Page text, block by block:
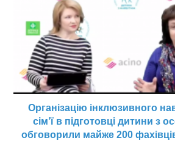
Організацію інклюзивного
сім’ї в підготовці дитини з
обговорили майже 200 фахівців